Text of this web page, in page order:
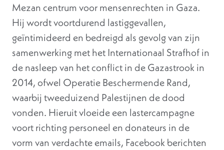
Mezan centrum voor mensenrechten in Gaza.
Hij wordt voortdurend lastiggevallen,
geïntimideerd en bedreigd als gevolg van zijn
samenwerking met het Internationaal Strafhof in
de nasleep van het conflict in de Gazastrook in
2014, ofwel Operatie Beschermende Rand,
waarbij tweeduizend Palestijnen de dood
vonden. Hieruit vloeide een lastercampagne
voort richting personeel en donateurs in de
vorm van verdachte emails, Facebook berichten